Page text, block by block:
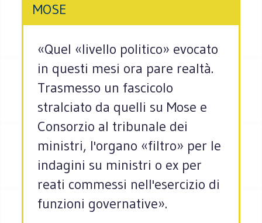
MOSE
«Quel «livello politico» evocato
in questi mesi ora pare realtà.
Trasmesso un fascicolo
stralciato da quelli su Mose e
Consorzio al tribunale dei
ministri, l'organo «filtro» per le
indagini su ministri o ex per
reati commessi nell'esercizio di
funzioni governative».